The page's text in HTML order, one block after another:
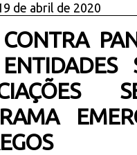
de abril de 2020